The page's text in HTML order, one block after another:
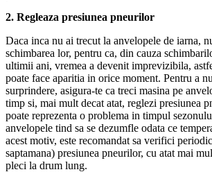
2. Regleaza presiunea pneurilor
Daca inca nu ai trecut la anvelopele de iarna,
schimbarea lor, pentru ca, din cauza
ultimii ani, vremea a devenit imprevizibila,
poate face aparitia in orice moment. Pentru a
surprindere, asigura-te ca treci masina pe
timp si, mai mult decat atat, reglezi presiunea
poate reprezenta o problema in timpul
anvelopele tind sa se dezumfle odata ce
acest motiv, este recomandat sa verifici
saptamana) presiunea pneurilor, cu atat mai
pleci la drum lung.